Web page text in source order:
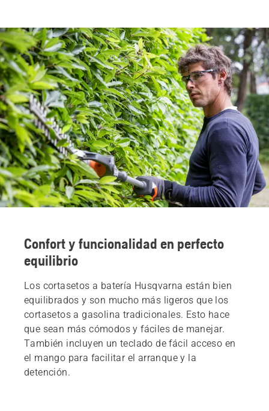
Confort y funcionalidad en perfecto
equilibrio
Los cortasetos a batería Husqvarna están bien
equilibrados y son mucho más ligeros que los
cortasetos a gasolina tradicionales. Esto hace
que sean más cómodos y fáciles de manejar.
También incluyen un teclado de fácil acceso en
el mango para facilitar el arranque y la
detención.